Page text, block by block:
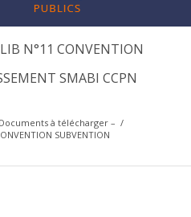
N°11 CONVENTION
SMABI CCPN
Documents à télécharger – /
SUBVENTION